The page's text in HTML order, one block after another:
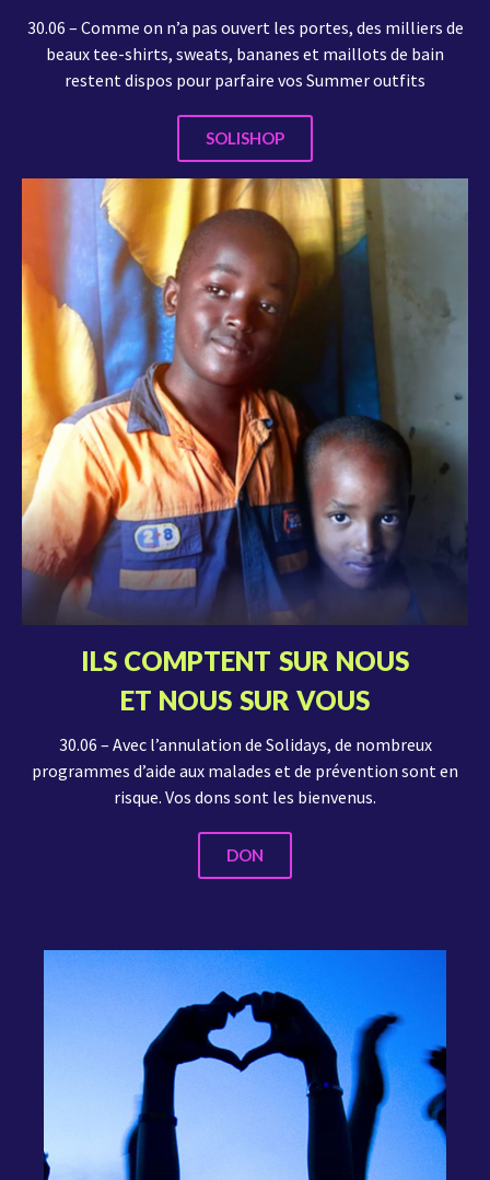
30.06 – Comme on n’a pas ouvert les portes, des milliers de
beaux tee-shirts, sweats, bananes et maillots de bain
restent dispos pour parfaire vos Summer outfits
SOLISHOP
ILS COMPTENT SUR NOUS
ET NOUS SUR VOUS
30.06 – Avec l’annulation de Solidays, de nombreux
programmes d’aide aux malades et de prévention sont en
risque. Vos dons sont les bienvenus.
DON